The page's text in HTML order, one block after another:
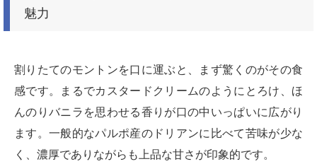
魅力
割りたてのモントンを口に運ぶと、まず驚くのがその食
感です。まるでカスタードクリームのようにとろけ、ほ
んのりバニラを思わせる香りが口の中いっぱいに広がり
ます。一般的なパルポ産のドリアンに比べて苦味が少な
く、濃厚でありながらも上品な甘さが印象的です。